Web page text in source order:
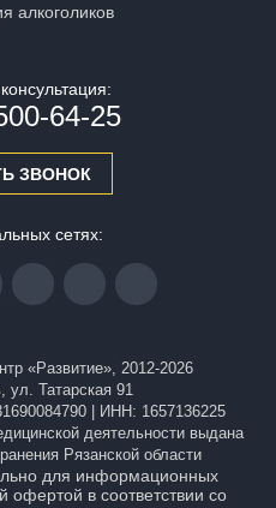
алкоголиков
64-25
ЗВОНОК
сетях:
«Развитие», 2012-2026
ул. Татарская 91
| ИНН: 1657136225
деятельности выдана
Рязанской области
для информационных
офертой в соответствии со